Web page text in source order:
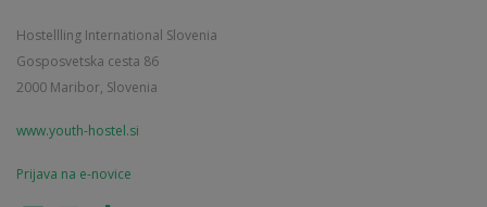
Hostellling International Slovenia
Gosposvetska cesta 86
2000 Maribor, Slovenia
www.youth-hostel.si
Prijava na e-novice